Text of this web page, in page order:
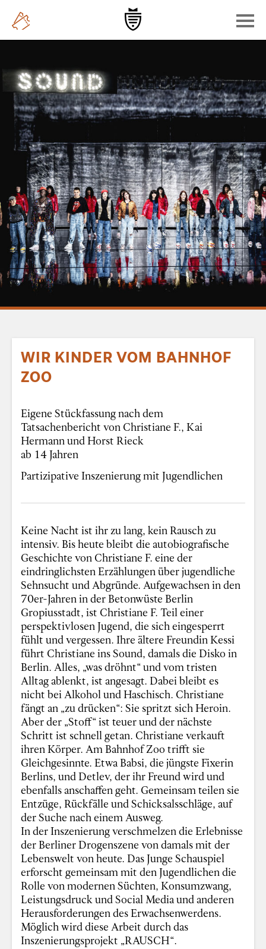
WIR KINDER VOM BAHNHOF
ZOO
Eigene Stückfassung nach dem
Tatsachenbericht von Christiane F., Kai
Hermann und Horst Rieck
ab 14 Jahren
Partizipative Inszenierung mit Jugendlichen
Keine Nacht ist ihr zu lang, kein Rausch zu
intensiv. Bis heute bleibt die autobiografische
Geschichte von Christiane F. eine der
eindringlichsten Erzählungen über jugendliche
Sehnsucht und Abgründe. Aufgewachsen in den
70er-Jahren in der Betonwüste Berlin
Gropiusstadt, ist Christiane F. Teil einer
perspektivlosen Jugend, die sich eingesperrt
fühlt und vergessen. Ihre ältere Freundin Kessi
führt Christiane ins Sound, damals die Disko in
Berlin. Alles, „was dröhnt“ und vom tristen
Alltag ablenkt, ist angesagt. Dabei bleibt es
nicht bei Alkohol und Haschisch. Christiane
fängt an „zu drücken“: Sie spritzt sich Heroin.
Aber der „Stoff“ ist teuer und der nächste
Schritt ist schnell getan. Christiane verkauft
ihren Körper. Am Bahnhof Zoo trifft sie
Gleichgesinnte. Etwa Babsi, die jüngste Fixerin
Berlins, und Detlev, der ihr Freund wird und
ebenfalls anschaffen geht. Gemeinsam teilen sie
Entzüge, Rückfälle und Schicksalsschläge, auf
der Suche nach einem Ausweg.
In der Inszenierung verschmelzen die Erlebnisse
der Berliner Drogenszene von damals mit der
Lebenswelt von heute. Das Junge Schauspiel
erforscht gemeinsam mit den Jugendlichen die
Rolle von modernen Süchten, Konsumzwang,
Leistungsdruck und Social Media und anderen
Herausforderungen des Erwachsenwerdens.
Möglich wird diese Arbeit durch das
Inszenierungsprojekt „RAUSCH“.